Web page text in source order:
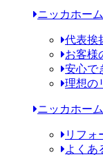
ニッカホー
代表挨
お客様
安心で
理想の
ニッカホー
リフォ
よくあ